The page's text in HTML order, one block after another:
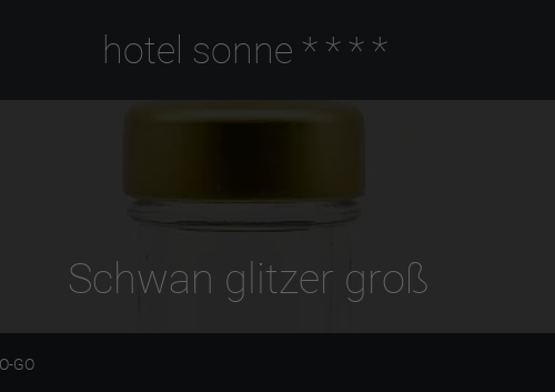
hotel sonne ****
Schwan glitzer groß
GO